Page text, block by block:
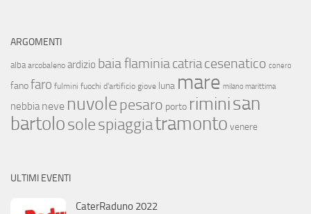
ARGOMENTI
alba arcobaleno ardizio baia flaminiacatriacesenatico conero
fanofaro fulmini fuochi d'artificio giove luna mare milano marittima
nebbia neve nuvolepesaro porto riminisan
bartolosolespiaggiatramonto venere
ULTIMI EVENTI
CaterRaduno 2022